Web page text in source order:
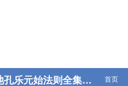
乐元始法则全集阅读 首页